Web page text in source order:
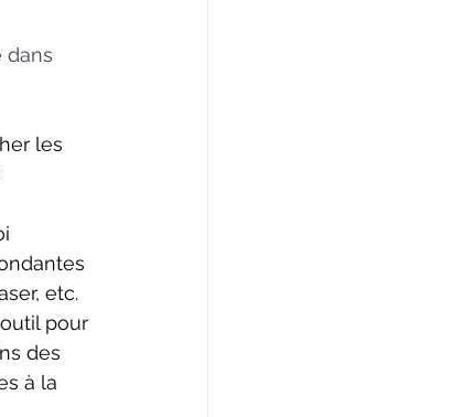
dans
les
etc.
pour
des
à la